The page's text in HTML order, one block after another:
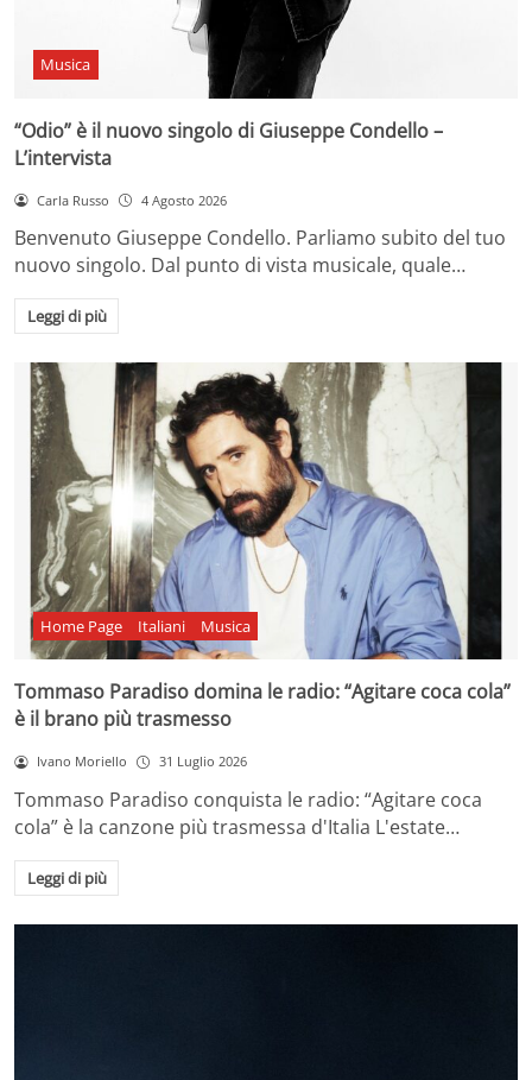
Musica
“Odio” è il nuovo singolo di Giuseppe Condello –
L’intervista
Carla Russo 4 Agosto 2026
Benvenuto Giuseppe Condello. Parliamo subito del tuo
nuovo singolo. Dal punto di vista musicale, quale…
Leggi di più
Home Page Italiani Musica
Tommaso Paradiso domina le radio: “Agitare coca cola”
è il brano più trasmesso
Ivano Moriello 31 Luglio 2026
Tommaso Paradiso conquista le radio: “Agitare coca
cola” è la canzone più trasmessa d'Italia L'estate…
Leggi di più